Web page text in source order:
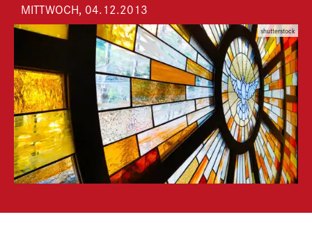
MITTWOCH, 04.12.2013
shutterstock